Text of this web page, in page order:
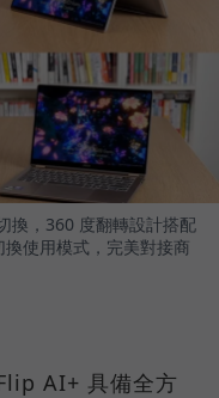
換，360 度翻轉設計搭配
使用模式，完美對接商
AI+ 具備全方